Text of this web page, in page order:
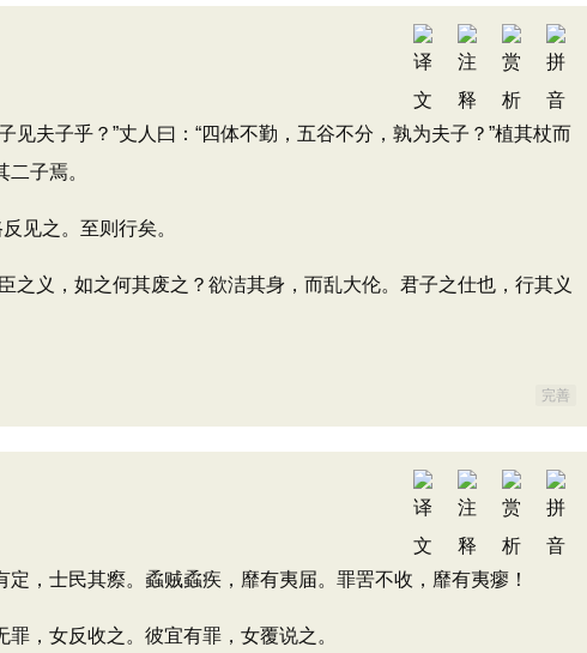
夫子乎？”丈人曰：“四体不勤，五谷不分，孰为夫子？”植其杖而
子焉。
见之。至则行矣。
义，如之何其废之？欲洁其身，而乱大伦。君子之仕也，行其义
完善
，士民其瘵。蟊贼蟊疾，靡有夷届。罪罟不收，靡有夷瘳！
，女反收之。彼宜有罪，女覆说之。